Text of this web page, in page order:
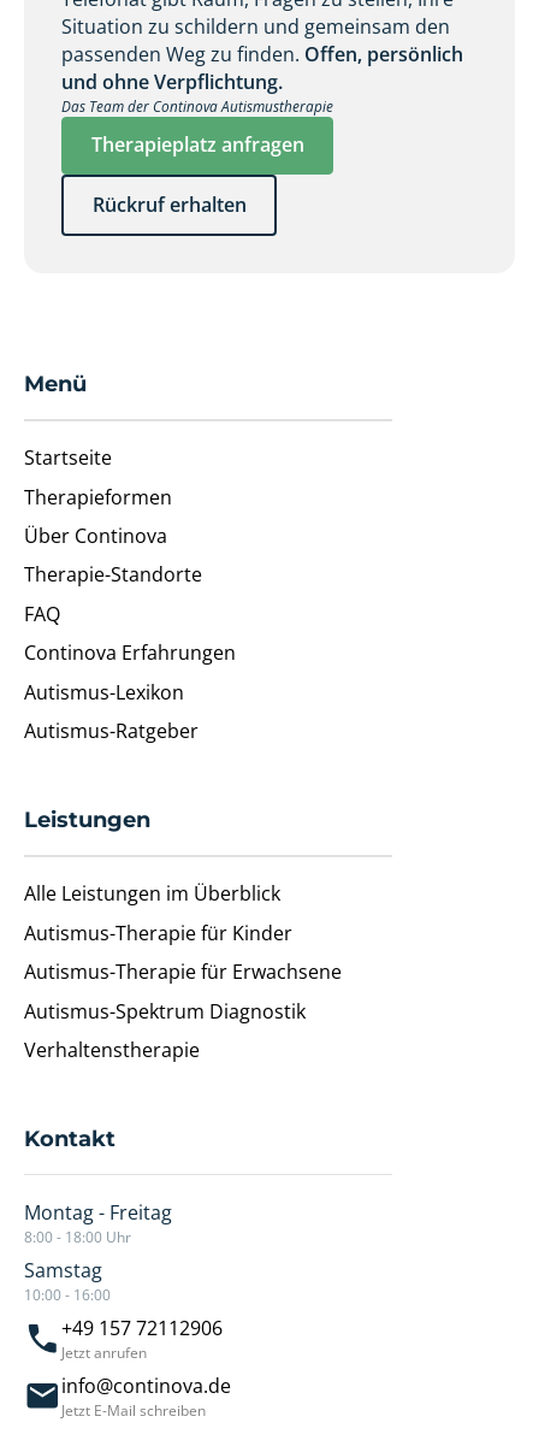
Situation zu schildern und gemeinsam den
passenden Weg zu finden. Offen, persönlich
und ohne Verpflichtung.
Das Team der Continova Autismustherapie
Therapieplatz anfragen
Rückruf erhalten
Menü
Startseite
Therapieformen
Über Continova
Therapie-Standorte
FAQ
Continova Erfahrungen
Autismus-Lexikon
Autismus-Ratgeber
Leistungen
Alle Leistungen im Überblick
Autismus-Therapie für Kinder
Autismus-Therapie für Erwachsene
Autismus-Spektrum Diagnostik
Verhaltenstherapie
Kontakt
Montag - Freitag
8:00 - 18:00 Uhr
Samstag
10:00 - 16:00
+49 157 72112906
Jetzt anrufen
info@continova.de
Jetzt E-Mail schreiben